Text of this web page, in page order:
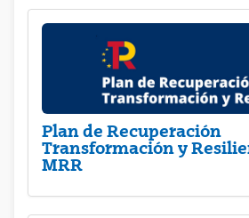
Plan de Recuperación
Transformación y
MRR